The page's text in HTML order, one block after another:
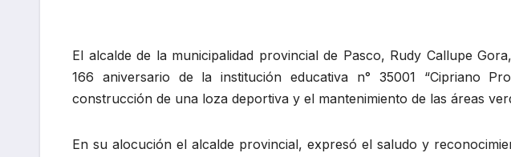
El alcalde de la municipalidad provincial de Pasco, Rudy Callupe
166 aniversario de la institución educativa n° 35001 “Cipriano
construcción de una loza deportiva y el mantenimiento de las áreas
En su alocución el alcalde provincial, expresó el saludo y